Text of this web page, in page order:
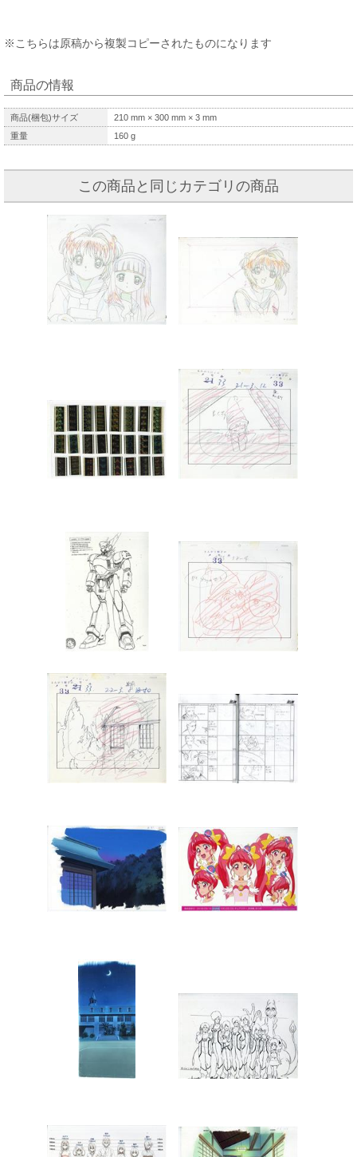
※こちらは原稿から複製コピーされたものになります
商品の情報
商品(梱包)サイズ 210 mm × 300 mm × 3 mm
重量
160 g
この商品と同じカテゴリの商品